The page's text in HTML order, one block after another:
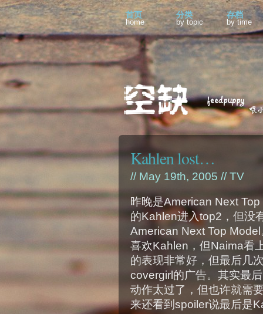
首页
home
分类
by topic
存档
by time
Kahlen lost…
// May 19th, 2005 // TV
昨晚是American Next
的Kahlen进入top2，但没
American Next Top
喜欢Kahlen，但Naima看
的表现非常好，但最后几
covergirl的广告。其实最
动作太过了，但也许就需
来还看到spoiler说最后是